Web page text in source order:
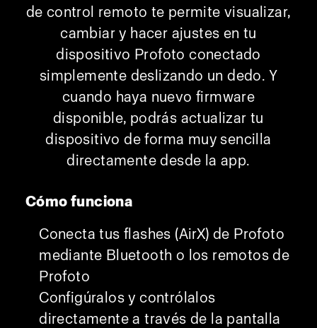
de control remoto te permite visualizar,
cambiar y hacer ajustes en tu
dispositivo Profoto conectado
simplemente deslizando un dedo. Y
cuando haya nuevo firmware
disponible, podrás actualizar tu
dispositivo de forma muy sencilla
directamente desde la app.
Cómo funciona
Conecta tus flashes (AirX) de Profoto
mediante Bluetooth o los remotos de
Profoto
Configúralos y contrólalos
directamente a través de la pantalla